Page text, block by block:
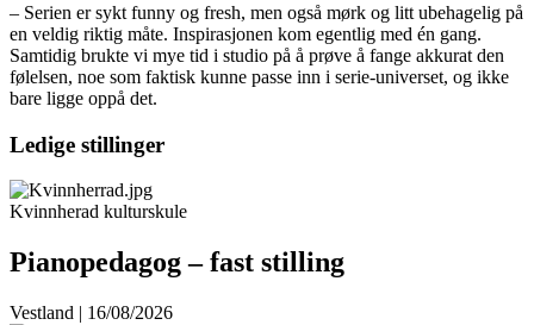
– Serien er sykt funny og fresh, men også mørk og litt ubehagelig på
en veldig riktig måte. Inspirasjonen kom egentlig med én gang.
Samtidig brukte vi mye tid i studio på å prøve å fange akkurat den
følelsen, noe som faktisk kunne passe inn i serie-universet, og ikke
bare ligge oppå det.
Ledige stillinger
Kvinnherad kulturskule
Pianopedagog – fast stilling
Vestland | 16/08/2026